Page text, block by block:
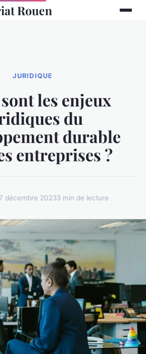
Rouen
JURIDIQUE
les enjeux
du
durable
entreprises ?
7 décembre 20233 min de lecture